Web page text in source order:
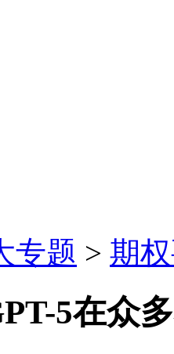
专题 > 期
5在众